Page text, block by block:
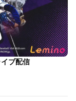
ブ配信